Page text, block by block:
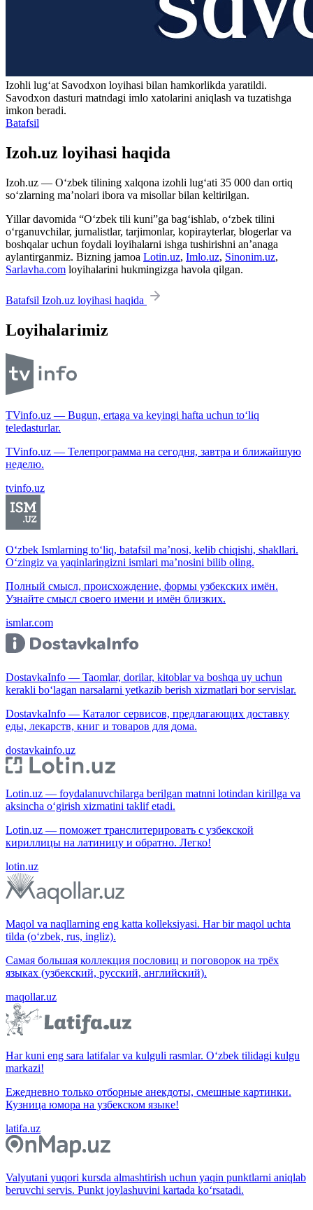
Izohli lugʻat Savodxon loyihasi bilan hamkorlikda yaratildi.
Savodxon dasturi matndagi imlo xatolarini aniqlash va tuzatishga
imkon beradi.
Batafsil
Izoh.uz loyihasi haqida
Izoh.uz — O‘zbek tilining xalqona izohli lug‘ati 35 000 dan ortiq
so‘zlarning ma’nolari ibora va misollar bilan keltirilgan.
Yillar davomida “O‘zbek tili kuni”ga bag‘ishlab, o‘zbek tilini
o‘rganuvchilar, jurnalistlar, tarjimonlar, kopirayterlar, blogerlar va
boshqalar uchun foydali loyihalarni ishga tushirishni an’anaga
aylantirganmiz. Bizning jamoa Lotin.uz, Imlo.uz, Sinonim.uz,
Sarlavha.com loyihalarini hukmingizga havola qilgan.
Batafsil Izoh.uz loyihasi haqida
Loyihalarimiz
TVinfo.uz — Bugun, ertaga va keyingi hafta uchun to‘liq
teledasturlar.
TVinfo.uz — Телепрограмма на сегодня, завтра и ближайшую
неделю.
tvinfo.uz
O‘zbek Ismlarning to‘liq, batafsil ma’nosi, kelib chiqishi, shakllari.
O‘zingiz va yaqinlaringizni ismlari ma’nosini bilib oling.
Полный смысл, происхождение, формы узбекских имён.
Узнайте смысл своего имени и имён близких.
ismlar.com
DostavkaInfo — Taomlar, dorilar, kitoblar va boshqa uy uchun
kerakli bo‘lagan narsalarni yetkazib berish xizmatlari bor servislar.
DostavkaInfo — Каталог сервисов, предлагающих доставку
еды, лекарств, книг и товаров для дома.
dostavkainfo.uz
Lotin.uz — foydalanuvchilarga berilgan matnni lotindan kirillga va
aksincha o‘girish xizmatini taklif etadi.
Lotin.uz — поможет транслитерировать с узбекской
кириллицы на латиницу и обратно. Легко!
lotin.uz
Maqol va naqllarning eng katta kolleksiyasi. Har bir maqol uchta
tilda (o‘zbek, rus, ingliz).
Самая большая коллекция пословиц и поговорок на трёх
языках (узбекский, русский, английский).
maqollar.uz
Har kuni eng sara latifalar va kulguli rasmlar. O‘zbek tilidagi kulgu
markazi!
Ежедневно только отборные анекдоты, смешные картинки.
Кузница юмора на узбекском языке!
latifa.uz
Valyutani yuqori kursda almashtirish uchun yaqin punktlarni aniqlab
beruvchi servis. Punkt joylashuvini kartada ko‘rsatadi.